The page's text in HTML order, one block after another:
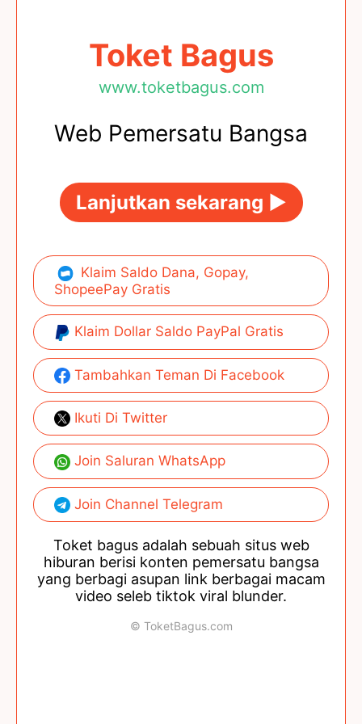
Toket Bagus
www.toketbagus.com
Web Pemersatu Bangsa
Lanjutkan sekarang ►
Klaim Saldo Dana, Gopay,
ShopeePay Gratis
Klaim Dollar Saldo PayPal Gratis
Tambahkan Teman Di Facebook
Ikuti Di Twitter
Join Saluran WhatsApp
Join Channel Telegram
Toket bagus adalah sebuah situs web
hiburan berisi konten pemersatu bangsa
yang berbagi asupan link berbagai macam
video seleb tiktok viral blunder.
© ToketBagus.com